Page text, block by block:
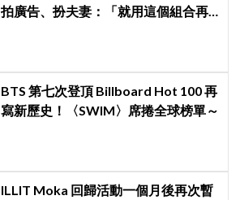
拍廣告、扮夫妻：「就用這個組合再
BTS 第七次登頂 Billboard Hot 100 再
寫新歷史！〈SWIM〉席捲全球榜單～
ILLIT Moka 回歸活動一個月後再次暫